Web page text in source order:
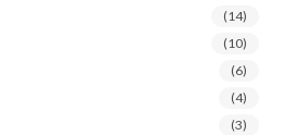
(14)
(10)
(6)
(4)
(3)